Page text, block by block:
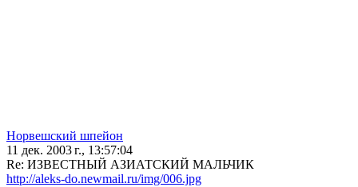
Норвешский шпейон
11 дек. 2003 г., 13:57:04
Re: ИЗВЕСТНЫЙ АЗИАТСКИЙ МАЛЬЧИК
http://aleks-do.newmail.ru/img/006.jpg